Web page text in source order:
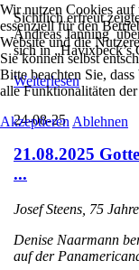
Sichtlich erfreut
Andreas Janning
sich in „Havixbeck’s
Weiterlesen
24-08-25
21.08.2025
...
Josef Steens, 75
Denise Naarmann
auf der
Wir nutzen Cookies auf
essenziell für den
Website und die
Sie können selbst
Bitte beachten Sie,
alle Funktionalitäten
Akzeptieren Ablehnen